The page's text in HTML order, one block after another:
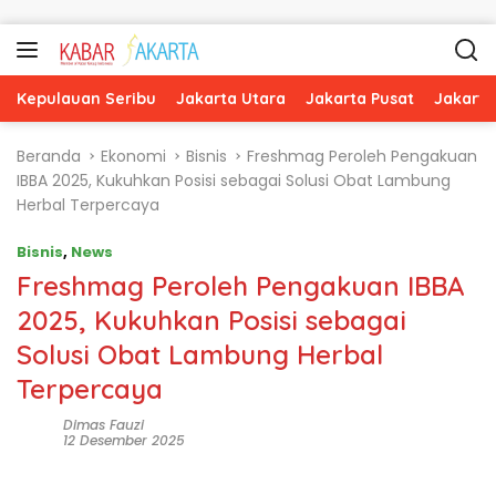
Kepulauan Seribu Jakarta Utara Jakarta Pusat
Beranda Ekonomi Bisnis
Freshmag Peroleh Pengakuan
IBBA 2025, Kukuhkan Posisi sebagai Solusi Obat Lambung
Herbal Terpercaya
Bisnis, News
Freshmag Peroleh Pengakuan IBBA
2025, Kukuhkan Posisi sebagai
Solusi Obat Lambung Herbal
Terpercaya
Dimas Fauzi
12 Desember 2025